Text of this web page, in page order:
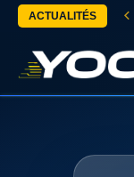
ACTUALITÉS